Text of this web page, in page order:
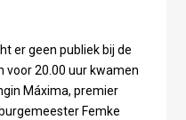
er geen publiek bij de
voor 20.00 uur kwamen
Máxima, premier
Femke